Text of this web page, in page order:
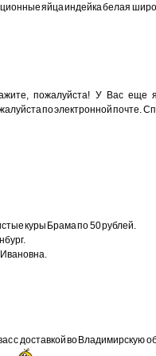
яйца индейка белая
пожалуйста! У Вас еще
по электронной почте.
куры Брама по 50 рублей.
с доставкой во Владимирскую